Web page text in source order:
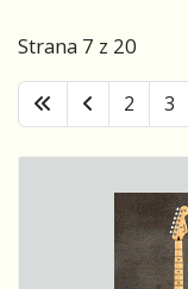
Strana 7 z 20
2 3